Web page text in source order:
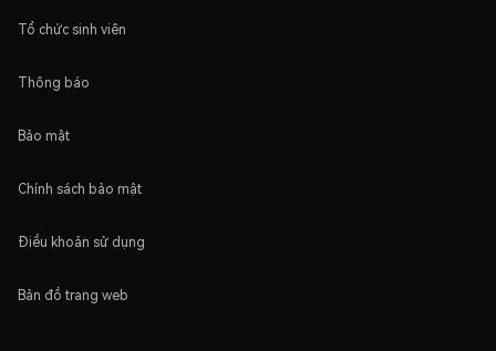
Tổ chức sinh viên
Thông báo
Bảo mật
Chính sách bảo mật
Điều khoản sử dụng
Bản đồ trang web